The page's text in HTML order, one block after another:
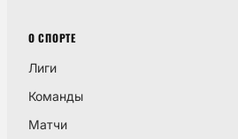
О СПОРТЕ
Лиги
Команды
Матчи